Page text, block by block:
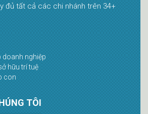
đủ tất cả các chi nhánh trên 34+
doanh nghiệp
hữu trí tuệ
con
TÔI